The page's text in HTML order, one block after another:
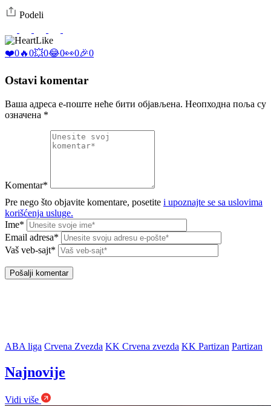
Podeli
Like
❤️0🔥0💥0😂0👀0🎉0
Ostavi komentar
Ваша адреса е-поште неће бити објављена. Неопходна поља су
означена *
Komentar*
Pre nego što objavite komentare, posetite i upoznajte se sa uslovima
korišćenja usluge.
Ime*
Email adresa*
Vaš veb-sajt*
ABA liga Crvena Zvezda KK Crvena zvezda KK Partizan Partizan
Najnovije
Vidi više